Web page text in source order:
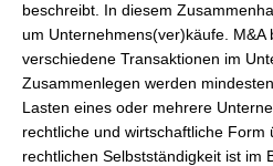
beschreibt. In diesem
um Unternehmens(ver)käufe. M&A
verschiedene Transaktionen im
Zusammenlegen werden
Lasten eines oder mehrere
rechtliche und wirtschaftliche Form
rechtlichen Selbstständigkeit ist im